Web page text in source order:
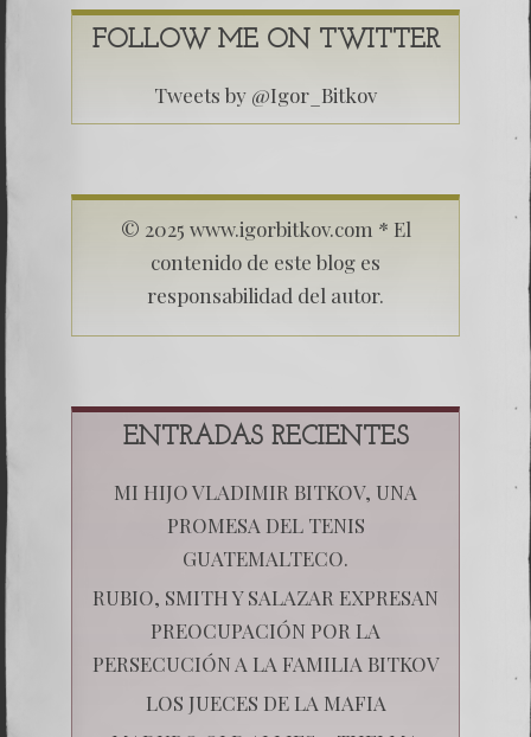
FOLLOW ME ON TWITTER
Tweets by @Igor_Bitkov
© 2025 www.igorbitkov.com * El
contenido de este blog es
responsabilidad del autor.
ENTRADAS RECIENTES
MI HIJO VLADIMIR BITKOV, UNA
PROMESA DEL TENIS
GUATEMALTECO.
RUBIO, SMITH Y SALAZAR EXPRESAN
PREOCUPACIÓN POR LA
PERSECUCIÓN A LA FAMILIA BITKOV
LOS JUECES DE LA MAFIA